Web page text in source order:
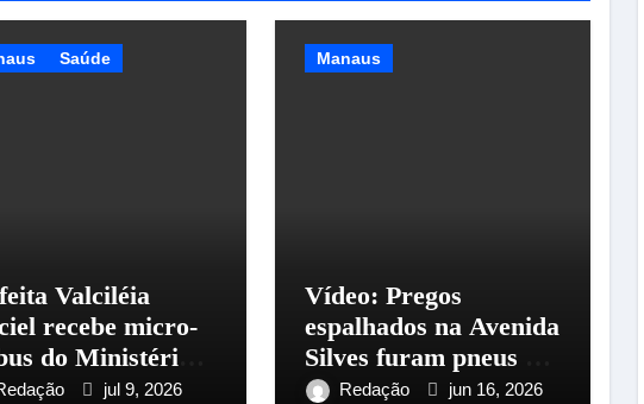
Saúde
Valciléia
recebe micro-
do Ministério
parajul 9, 2026
Manaus
Vídeo: Pregos
espalhados na Avenida
Silves furam pneus e
causam transtornos a
Redação jun 16, 2026